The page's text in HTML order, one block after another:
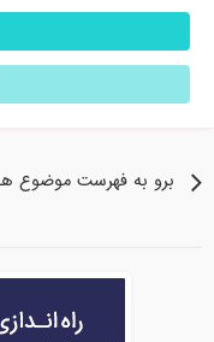
برو به فهرست موضوع ها